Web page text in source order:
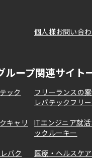
個人様お問い合
ループ関連サイト
ック
フリーランスの
レバテックフリ
キャリ
ITエンジニア就
ックルーキー
バク
医療・ヘルスケア